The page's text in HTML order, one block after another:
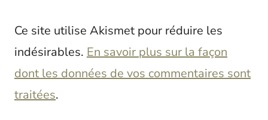
Ce site utilise Akismet pour réduire les
indésirables. En savoir plus sur la façon
dont les données de vos commentaires sont
traitées.